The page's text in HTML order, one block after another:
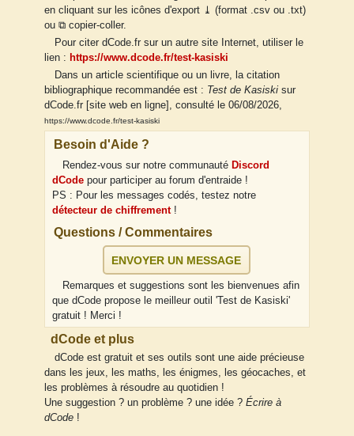
en cliquant sur les icônes d'export ⤓ (format .csv ou .txt)
ou ⧉ copier-coller.
Pour citer dCode.fr sur un autre site Internet, utiliser le
lien : https://www.dcode.fr/test-kasiski
Dans un article scientifique ou un livre, la citation
bibliographique recommandée est : Test de Kasiski sur
dCode.fr [site web en ligne], consulté le 06/08/2026,
https://www.dcode.fr/test-kasiski
Besoin d'Aide ?
Rendez-vous sur notre communauté Discord
dCode pour participer au forum d'entraide !
PS : Pour les messages codés, testez notre
détecteur de chiffrement!
Questions / Commentaires
ENVOYER UN MESSAGE
Remarques et suggestions sont les bienvenues afin
que dCode propose le meilleur outil 'Test de Kasiski'
gratuit ! Merci !
dCode et plus
dCode est gratuit et ses outils sont une aide précieuse
dans les jeux, les maths, les énigmes, les géocaches, et
les problèmes à résoudre au quotidien !
Une suggestion ? un problème ? une idée ? Écrire à
dCode !